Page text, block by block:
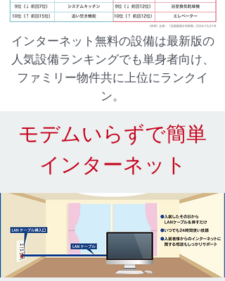
インターネット無料の設備は最新版の
人気設備ランキングでも単身者向け、
ファミリー物件共に上位にランクイ
ン。
モデムいらずで簡単
インターネット